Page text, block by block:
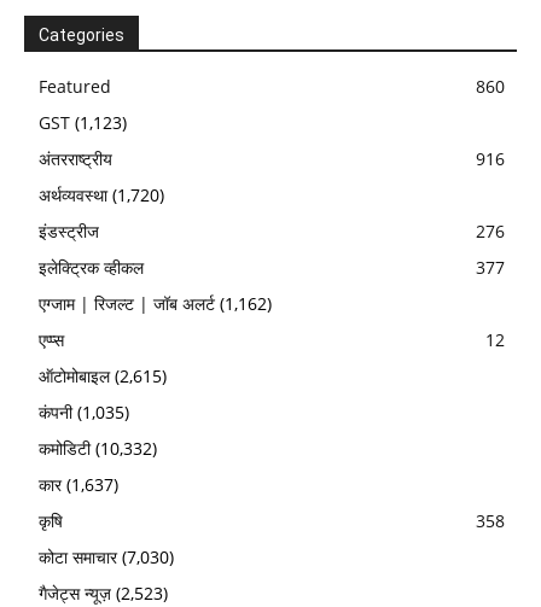
Categories
Featured
860
GST (1,123)
अंतरराष्ट्रीय
916
अर्थव्यवस्था(1,720)
इंडस्ट्रीज
276
इलेक्ट्रिक व्हीकल
377
एग्जाम | रिजल्ट | जॉब अलर्ट (1,162)
एप्प्स
12
ऑटोमोबाइल(2,615)
कंपनी(1,035)
कमोडिटी(10,332)
कार(1,637)
कृषि
358
कोटा समाचार(7,030)
गैजेट्स न्यूज़ (2,523)